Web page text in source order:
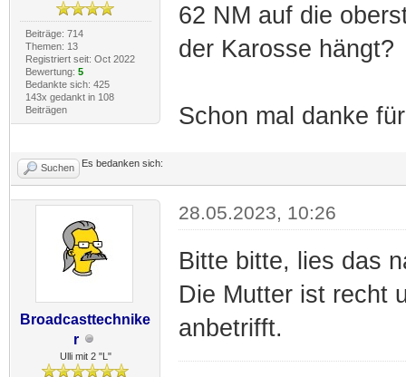
Beiträge: 714
Themen: 13
Registriert seit: Oct 2022
Bewertung: 5
Bedankte sich: 425
143x gedankt in 108
Beiträgen
62 NM auf die
der Karosse hängt?
Schon mal danke
Suchen Es bedanken sich:
Broadcasttechnike
r
Ulli mit 2 "L"
28.05.2023, 10:26
Bitte bitte, lies das
Die Mutter ist recht
anbetrifft.